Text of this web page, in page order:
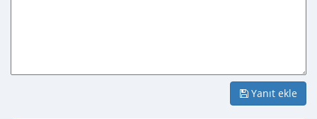
Yanıt ekle